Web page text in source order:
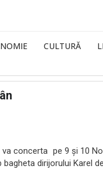
CULTURĂ
concerta pe 9 și 10
dirijorului Karel